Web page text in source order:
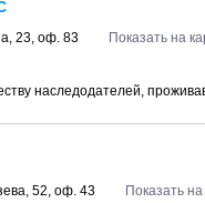
23, оф. 83
Показать на
наследодателей,
52, оф. 43
Показать